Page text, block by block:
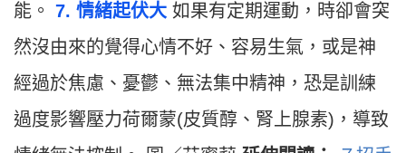
能。 7. 情緒起伏大 如果有定期運動，時卻會突
然沒由來的覺得心情不好、容易生氣，或是神
經過於焦慮、憂鬱、無法集中精神，恐是訓練
過度影響壓力荷爾蒙(皮質醇、腎上腺素)，導致